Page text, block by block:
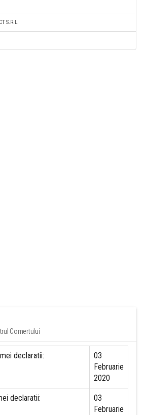
S.R.L.
Comertului
declaratii:
03
Februarie
2020
declaratii:
03
Februarie